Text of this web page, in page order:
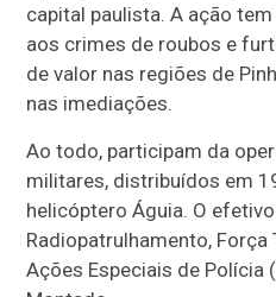
capital paulista. A ação
aos crimes de roubos e
de valor nas regiões de
nas imediações.
Ao todo, participam da
militares, distribuídos em
helicóptero Águia. O
Radiopatrulhamento, Força
Ações Especiais de Polícia